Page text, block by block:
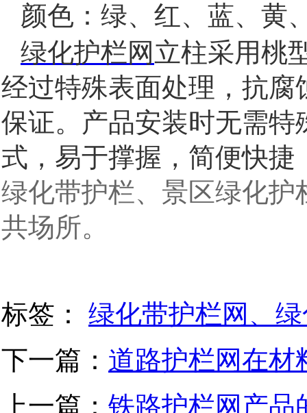
颜色：绿、红、蓝、黄
绿化护栏网 立柱采用桃
经过特殊表面处理，抗
保证。产品安装时无需
式，易于撑握，简便快捷
绿化带护栏、景区绿化
共场所。
标签： 绿化带护栏网、
下一篇： 道路护栏网在材
上一篇： 铁路护栏网产品